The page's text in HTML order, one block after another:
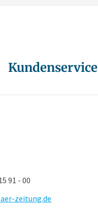
Kundenservice
91 - 00
zeitung.de